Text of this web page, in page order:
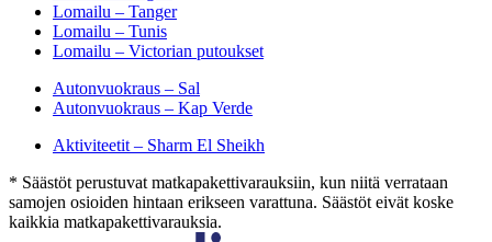
Lomailu – Tanger
Lomailu – Tunis
Lomailu – Victorian putoukset
Autonvuokraus – Sal
Autonvuokraus – Kap Verde
Aktiviteetit – Sharm El Sheikh
* Säästöt perustuvat matkapakettivarauksiin, kun niitä verrataan
samojen osioiden hintaan erikseen varattuna. Säästöt eivät koske
kaikkia matkapakettivarauksia.